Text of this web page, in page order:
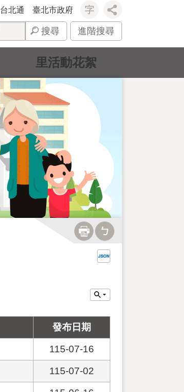
台北通 臺北市政府
搜尋 進階搜尋
里活動花絮
發布日期
115-07-16
115-07-02